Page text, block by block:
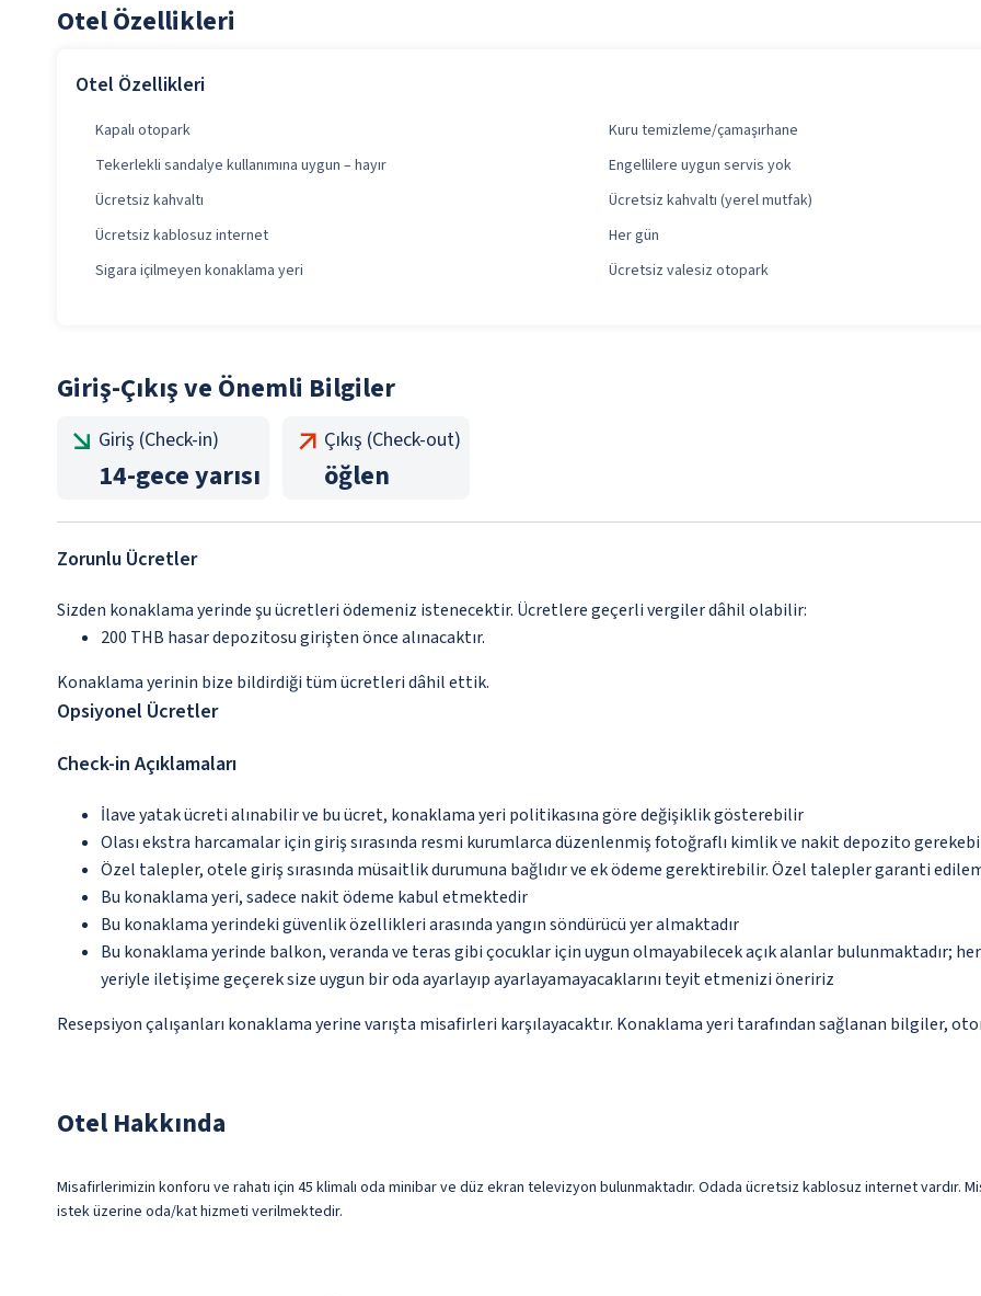
Otel Özellikleri
Otel Özellikleri
Kapalı otopark
Kuru temizleme/çamaşırhane
Tekerlekli sandalye kullanımına uygun – hayır
Engellilere uygun servis yok
Ücretsiz kahvaltı
Ücretsiz kahvaltı (yerel mutfak)
Ücretsiz kablosuz internet
Her gün
Sigara içilmeyen konaklama yeri
Ücretsiz valesiz otopark
Giriş-Çıkış ve Önemli Bilgiler
Giriş (Check-in)
14-gece yarısı
Çıkış (Check-out)
öğlen
Zorunlu Ücretler
Sizden konaklama yerinde şu ücretleri ödemeniz istenecektir. Ücretlere geçerli vergiler dâhil olabilir:
200 THB hasar depozitosu girişten önce alınacaktır.
Konaklama yerinin bize bildirdiği tüm ücretleri dâhil ettik.
Opsiyonel Ücretler
Check-in Açıklamaları
İlave yatak ücreti alınabilir ve bu ücret, konaklama yeri politikasına göre değişiklik gösterebilir
Olası ekstra harcamalar için giriş sırasında resmi kurumlarca düzenlenmiş fotoğraflı kimlik ve nakit depozito
Özel talepler, otele giriş sırasında müsaitlik durumuna bağlıdır ve ek ödeme gerektirebilir. Özel talepler garanti
Bu konaklama yeri, sadece nakit ödeme kabul etmektedir
Bu konaklama yerindeki güvenlik özellikleri arasında yangın söndürücü yer almaktadır
Bu konaklama yerinde balkon, veranda ve teras gibi çocuklar için uygun olmayabilecek açık alanlar bulunmaktadır;
yeriyle iletişime geçerek size uygun bir oda ayarlayıp ayarlayamayacaklarını teyit etmenizi öneririz
Resepsiyon çalışanları konaklama yerine varışta misafirleri karşılayacaktır. Konaklama yeri tarafından sağlanan bilgiler,
Otel Hakkında
Misafirlerimizin konforu ve rahatı için 45 klimalı oda minibar ve düz ekran televizyon bulunmaktadır. Odada ücretsiz kablosuz internet vardır.
istek üzerine oda/kat hizmeti verilmektedir.